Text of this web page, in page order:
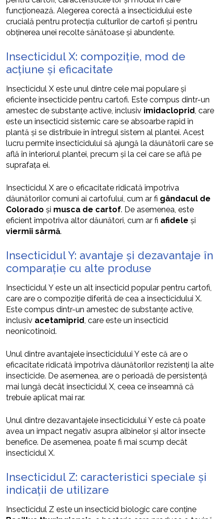
funcționează. Alegerea corectă a insecticidului este
crucială pentru protecția culturilor de cartofi și pentru
obținerea unei recolte sănătoase și abundente.
Insecticidul X: compoziție, mod de
acțiune și eficacitate
Insecticidul X este unul dintre cele mai populare și
eficiente insecticide pentru cartofi. Este compus dintr-un
amestec de substanțe active, inclusiv imidacloprid , care
este un insecticid sistemic care se absoarbe rapid în
plantă și se distribuie în întregul sistem al plantei. Acest
lucru permite insecticidului să ajungă la dăunătorii care se
află în interiorul plantei, precum și la cei care se află pe
suprafața ei.
Insecticidul X are o eficacitate ridicată împotriva
dăunătorilor comuni ai cartofului, cum ar fi gândacul de
Colorado și musca de cartof. De asemenea, este
eficient împotriva altor dăunători, cum ar fi afidele și
viermii sârmă.
Insecticidul Y: avantaje și dezavantaje în
comparație cu alte produse
Insecticidul Y este un alt insecticid popular pentru cartofi,
care are o compoziție diferită de cea a insecticidului X.
Este compus dintr-un amestec de substanțe active,
inclusiv acetamiprid , care este un insecticid
neonicotinoid.
Unul dintre avantajele insecticidului Y este că are o
eficacitate ridicată împotriva dăunătorilor rezistenți la alte
insecticide. De asemenea, are o perioadă de persistență
mai lungă decât insecticidul X, ceea ce înseamnă că
trebuie aplicat mai rar.
Unul dintre dezavantajele insecticidului Y este că poate
avea un impact negativ asupra albinelor și altor insecte
benefice. De asemenea, poate fi mai scump decât
insecticidul X.
Insecticidul Z: caracteristici speciale și
indicații de utilizare
Insecticidul Z este un insecticid biologic care conține